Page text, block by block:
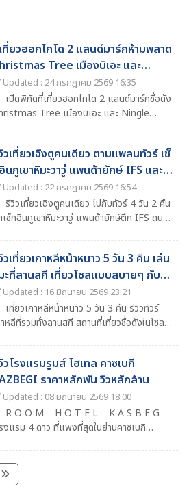
ที่ยวฮอกไกโด 2 แลนด์มาร์กห้ามพลาด
Tree เมืองบิเอะ และ
Terrace เมืองฟุราโนะ
Updated : 24 กรกฎาคม 2569 16:35
เปิดพิกัดที่เที่ยวฮอกไกโด 2 แลนด์มาร์กชื่อดัง
Tree เมืองบิเอะ และ Ningle
วเที่ยวเฉิงตูคนเดียว ตามแพลนทัวร์ เช็
นภูเขาหิมะวาวู่ แพนด้ายักษ์ IFS และ
นด์มาร์กห้ามพลาด
Updated : 22 กรกฎาคม 2569 16:54
รีวิวเที่ยวเฉิงตูคนเดียว ไปกับทัวร์ 4 วัน 2 คืน
ช็กอินภูเขาหิมะวาวู่ แพนด้ายักษ์ตึก IFS ถนน
วเที่ยวเกาหลีหน้าหนาว 5 วัน 3 คืน เล่น
ะที่ลานสกี เที่ยวโซลแบบสบายๆ กับ
ร์
Updated : 16 มิถุนายน 2569 23:21
เที่ยวเกาหลีหน้าหนาว 5 วัน 3 คืน รีวิวทัวร์
หลีที่รวมทั้งลานสกี สถานที่เที่ยวชื่อดังในโซล
หลีแบบสบาย ๆ ครบทุกไฮไลท์
วโรงแรมรูมส์ โฮเทล คาซเบกี
ราคาหลักพัน วิวหลักล้าน
Updated : 08 มิถุนายน 2569 18:00
R O O M H O T E L K A S B E G
งแรม 4 ดาว ที่แพงที่สุดในย่านคาซเบกิ
เหมือนเที่ยวในทวีปยุโรป แต่ว่าราคาและค่า
งชีพที่เราจับต้องได้สิ่งอำนวยความสะดวก